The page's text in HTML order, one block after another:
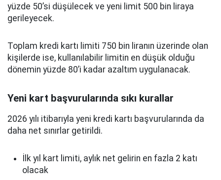
yüzde 50’si düşülecek ve yeni limit 500 bin liraya
gerileyecek.
Toplam kredi kartı limiti 750 bin liranın üzerinde olan
kişilerde ise, kullanılabilir limitin en düşük olduğu
dönemin yüzde 80’i kadar azaltım uygulanacak.
Yeni kart başvurularında sıkı kurallar
2026 yılı itibarıyla yeni kredi kartı başvurularında da
daha net sınırlar getirildi.
İlk yıl kart limiti, aylık net gelirin en fazla 2 katı
olacak